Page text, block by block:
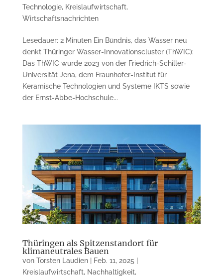
Technologie, Kreislaufwirtschaft,
Wirtschaftsnachrichten
Lesedauer: 2 Minuten Ein Bündnis, das Wasser neu
denkt Thüringer Wasser-Innovationscluster (ThWIC):
Das ThWIC wurde 2023 von der Friedrich-Schiller-
Universität Jena, dem Fraunhofer-Institut für
Keramische Technologien und Systeme IKTS sowie
der Ernst-Abbe-Hochschule...
Thüringen als Spitzenstandort für
klimaneutrales Bauen
von Torsten Laudien| Feb. 11, 2025
Kreislaufwirtschaft, Nachhaltigkeit,